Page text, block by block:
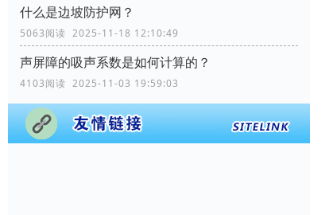
什么是边坡防护网？
5063阅读 2025-11-18 12:10:49
声屏障的吸声系数是如何计算的？
4103阅读 2025-11-03 19:59:03